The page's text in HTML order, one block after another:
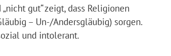
gut“ zeigt, dass Religionen
– Un-/Andersgläubig) sorgen.
und intolerant.